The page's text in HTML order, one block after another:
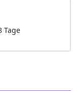
Tage